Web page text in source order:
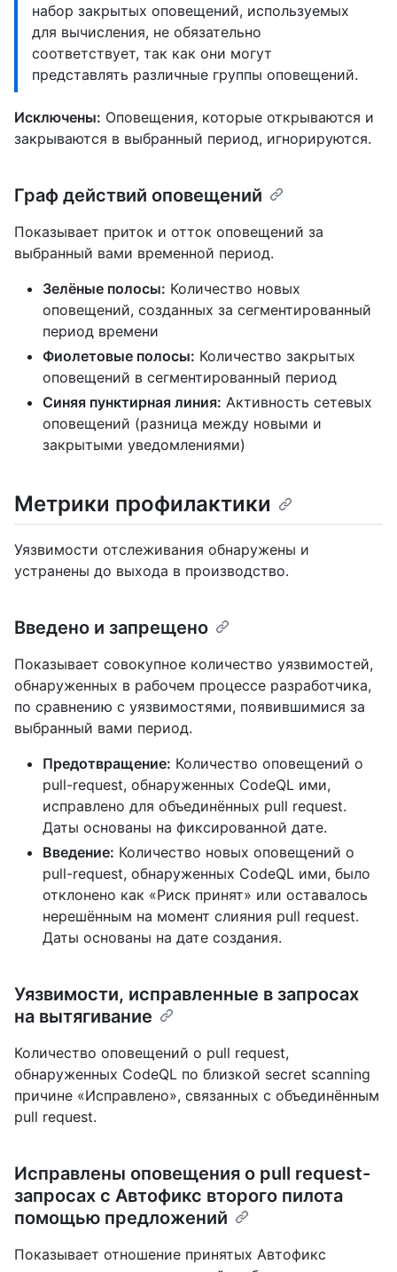
набор закрытых оповещений, используемых
для вычисления, не обязательно
соответствует, так как они могут
представлять различные группы оповещений.
Исключены: Оповещения, которые открываются и
закрываются в выбранный период, игнорируются.
Граф действий оповещений
Показывает приток и отток оповещений за
выбранный вами временной период.
Зелёные полосы: Количество новых
оповещений, созданных за сегментированный
период времени
Фиолетовые полосы: Количество закрытых
оповещений в сегментированный период
Синяя пунктирная линия: Активность сетевых
оповещений (разница между новыми и
закрытыми уведомлениями)
Метрики профилактики
Уязвимости отслеживания обнаружены и
устранены до выхода в производство.
Введено и запрещено
Показывает совокупное количество уязвимостей,
обнаруженных в рабочем процессе разработчика,
по сравнению с уязвимостями, появившимися за
выбранный вами период.
Предотвращение: Количество оповещений о
pull-request, обнаруженных CodeQL ими,
исправлено для объединённых pull request.
Даты основаны на фиксированной дате.
Введение: Количество новых оповещений о
pull-request, обнаруженных CodeQL ими, было
отклонено как «Риск принят» или оставалось
нерешённым на момент слияния pull request.
Даты основаны на дате создания.
Уязвимости, исправленные в запросах
на вытягивание
Количество оповещений о pull request,
обнаруженных CodeQL по близкой secret scanning
причине «Исправлено», связанных с объединённым
pull request.
Исправлены оповещения о pull request-
запросах с Автофикс второго пилота
помощью предложений
Показывает отношение принятых Автофикс